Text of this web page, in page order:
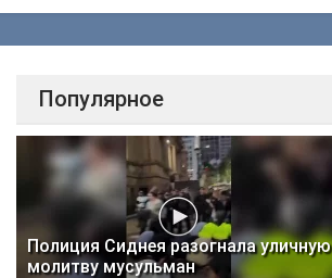
Популярное
Полиция Сиднея разогнала уличную
молитву мусульман